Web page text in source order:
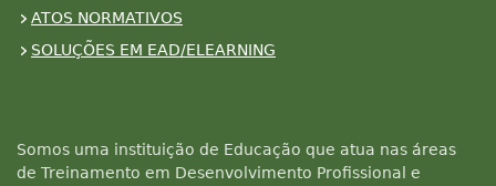
ATOS NORMATIVOS
SOLUÇÕES EM EAD/ELEARNING
Somos uma instituição de Educação que atua nas áreas
de Treinamento em Desenvolvimento Profissional e